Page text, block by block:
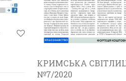
КРИМСЬКА
№7/2020